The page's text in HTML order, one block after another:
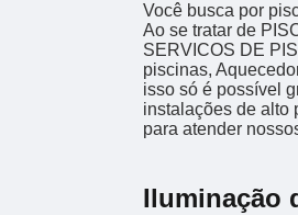
Você busca por
Ao se tratar de
SERVICOS DE
piscinas,
isso só é possível
instalações de alto
para atender
Iluminação